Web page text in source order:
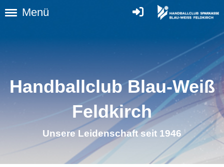
Menü
Handballclub Blau-Weiß
Feldkirch
Unsere Leidenschaft seit 1946